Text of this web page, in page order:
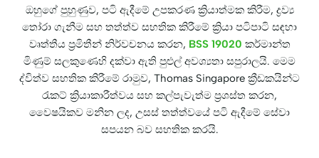
ඔහුගේ පුහුණුව, පටි ඇදීමේ උපකරණ ක්‍රියාත්මක කිරීම, ද්‍රව්‍ය
තෝරා ගැනීම සහ තත්ත්ව සහතික කිරීමේ ක්‍රියා පටිපාටි සඳහා
වෘත්තීය ප්‍රමිතීන් නිර්වචනය කරන, BSS 19020 කර්මාන්ත
මිණුම් සලකුණෙහි දක්වා ඇති පුළුල් අවශ්‍යතා සපුරාලයි. මෙම
ද්විත්ව සහතික කිරීමේ රාමුව, Thomas Singapore ක්‍රීඩකයින්ට
රැකට් ක්‍රියාකාරීත්වය සහ කල්පැවැත්ම ප්‍රශස්ත කරන,
වෛෂයිකව මනින ලද, උසස් තත්ත්වයේ පටි ඇදීමේ සේවා
සපයන බව සහතික කරයි.